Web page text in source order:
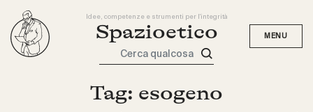
Idee, competenze e strumenti per l'integrità
Spazioetico
Cerca qualcosa
Tag: esogeno